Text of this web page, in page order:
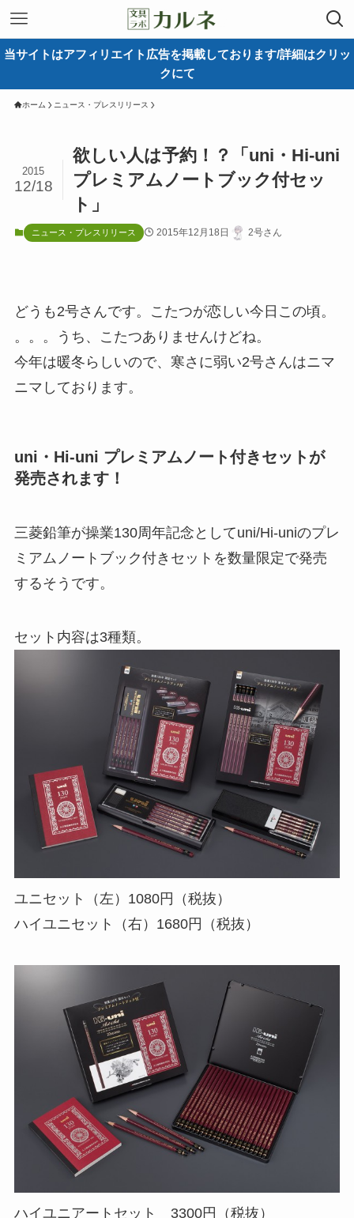
当サイトはアフィリエイト広告を掲載しております/詳細はクリッ
クにて
ホーム ニュース・プレスリリース
欲しい人は予約！？「uni・Hi-uni
プレミアムノートブック付セッ
ト」
2015
12/18
ニュース・プレスリリース 2015年12月18日 2号さん
どうも2号さんです。こたつが恋しい今日この頃。
。。。うち、こたつありませんけどね。
今年は暖冬らしいので、寒さに弱い2号さんはニマ
ニマしております。
uni・Hi-uni プレミアムノート付きセットが
発売されます！
三菱鉛筆が操業130周年記念としてuni/Hi-uniのプレ
ミアムノートブック付きセットを数量限定で発売
するそうです。
セット内容は3種類。
ユニセット（左）1080円（税抜）
ハイユニセット（右）1680円（税抜）
ハイユニアートセット 3300円（税抜）